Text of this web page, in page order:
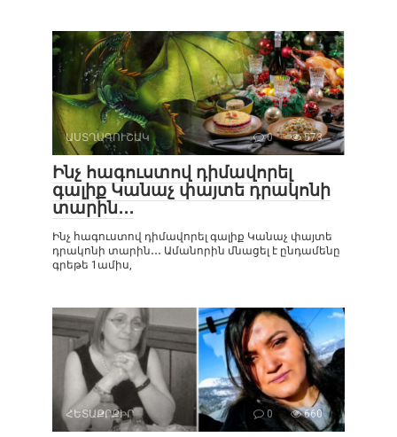
ԱՍՏՂԱԳՈՒՇԱԿ 0 573
Ինչ հագուստով դիմավորել
գալիք Կանաչ փայտե դրակոնի
տարին․․․
Ինչ հագուստով դիմավորել գալիք Կանաչ փայտե
դրակոնի տարին․․․ Ամանորին մնացել է ընդամենը
գրեթե 1ամիս,
ՀԵՏԱՔՐՔԻՐ 0 660